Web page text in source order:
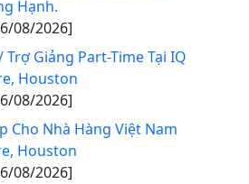
Hạnh.
08/2026]
Trợ Giảng Part-Time Tại IQ
Houston
08/2026]
Cho Nhà Hàng Việt Nam
Houston
08/2026]